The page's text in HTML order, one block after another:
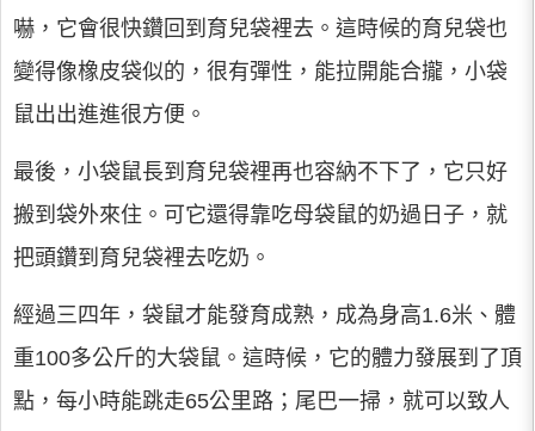
嚇，它會很快鑽回到育兒袋裡去。這時候的育兒袋也
變得像橡皮袋似的，很有彈性，能拉開能合攏，小袋
鼠出出進進很方便。
最後，小袋鼠長到育兒袋裡再也容納不下了，它只好
搬到袋外來住。可它還得靠吃母袋鼠的奶過日子，就
把頭鑽到育兒袋裡去吃奶。
經過三四年，袋鼠才能發育成熟，成為身高1.6米、體
重100多公斤的大袋鼠。這時候，它的體力發展到了頂
點，每小時能跳走65公里路；尾巴一掃，就可以致人